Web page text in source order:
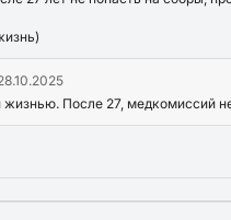
После 27, медкомиссий